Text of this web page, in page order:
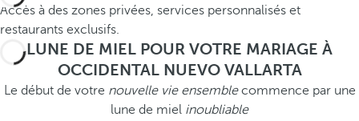
Accès à des zones privées, services personnalisés et
restaurants exclusifs.
LUNE DE MIEL POUR VOTRE MARIAGE À
OCCIDENTAL NUEVO VALLARTA
Le début de votre nouvelle vie ensemblecommence par une
lune de miel inoubliable